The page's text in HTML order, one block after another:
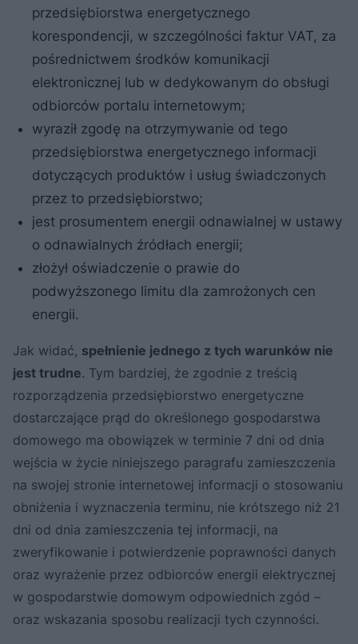
przedsiębiorstwa energetycznego
korespondencji, w szczególności faktur VAT, za
pośrednictwem środków komunikacji
elektronicznej lub w dedykowanym do obsługi
odbiorców portalu internetowym;
wyraził zgodę na otrzymywanie od tego
przedsiębiorstwa energetycznego informacji
dotyczących produktów i usług świadczonych
przez to przedsiębiorstwo;
jest prosumentem energii odnawialnej w ustawy
o odnawialnych źródłach energii;
złożył oświadczenie o prawie do
podwyższonego limitu dla zamrożonych cen
energii.
Jak widać, spełnienie jednego z tych warunków nie
jest trudne. Tym bardziej, że zgodnie z treścią
rozporządzenia przedsiębiorstwo energetyczne
dostarczające prąd do określonego gospodarstwa
domowego ma obowiązek w terminie 7 dni od dnia
wejścia w życie niniejszego paragrafu zamieszczenia
na swojej stronie internetowej informacji o stosowaniu
obniżenia i wyznaczenia terminu, nie krótszego niż 21
dni od dnia zamieszczenia tej informacji, na
zweryfikowanie i potwierdzenie poprawności danych
oraz wyrażenie przez odbiorców energii elektrycznej
w gospodarstwie domowym odpowiednich zgód –
oraz wskazania sposobu realizacji tych czynności.